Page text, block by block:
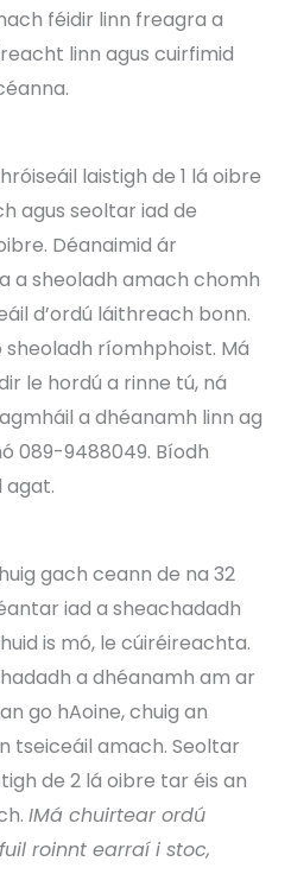
féidir linn freagra a
linn agus cuirfimid
laistigh de 1 lá oibre
agus seoltar iad de
Déanaimid ár
a sheoladh amach chomh
d’ordú láithreach bonn.
ríomhphoist. Má
le hordú a rinne tú, ná
a dhéanamh linn ag
089-9488049. Bíodh
agat.
gach ceann de na 32
iad a sheachadadh
is mó, le cúiréireachta.
a dhéanamh am ar
go hAoine, chuig an
tseiceáil amach. Seoltar
de 2 lá oibre tar éis an
IMá chuirtear ordú
roinnt earraí i stoc,